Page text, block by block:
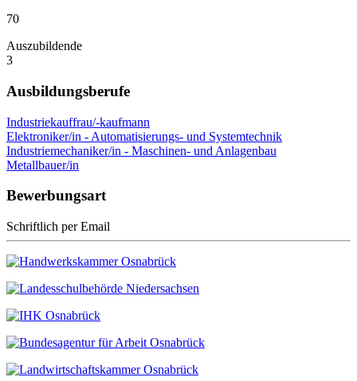
70
Auszubildende
3
Ausbildungsberufe
Industriekauffrau/-kaufmann
Elektroniker/in - Automatisierungs- und Systemtechnik
Industriemechaniker/in - Maschinen- und Anlagenbau
Metallbauer/in
Bewerbungsart
Schriftlich per Email